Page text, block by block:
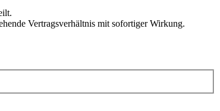
Vertragsverhältnis mit sofortiger Wirkung.